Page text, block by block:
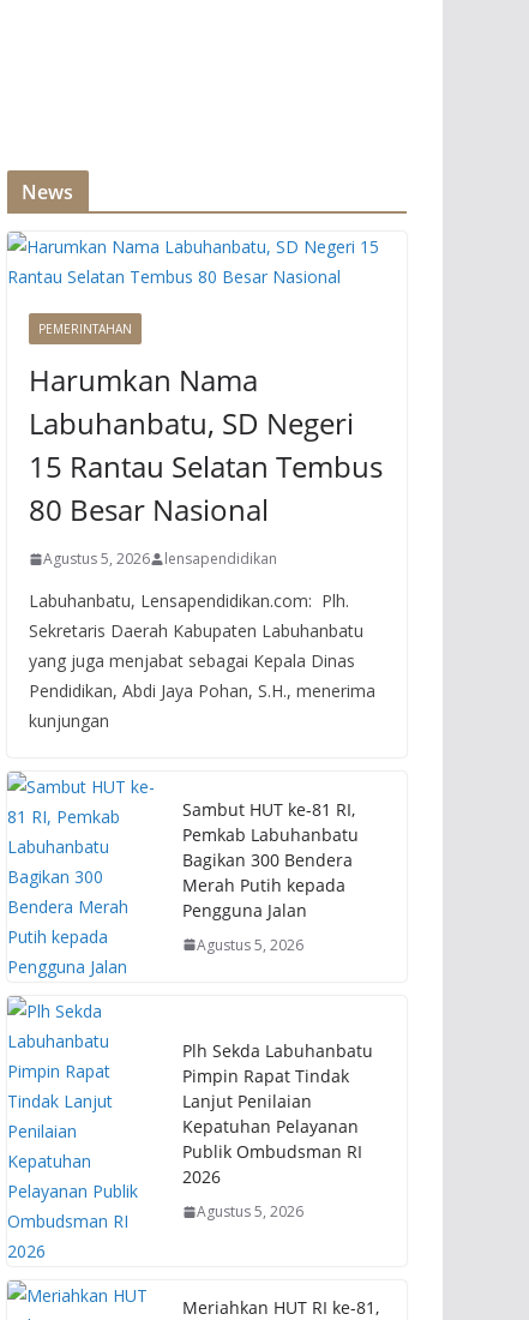
News
PEMERINTAHAN
Harumkan Nama
Labuhanbatu, SD Negeri
15 Rantau Selatan Tembus
80 Besar Nasional
Agustus 5, 2026 lensapendidikan
Labuhanbatu, Lensapendidikan.com: Plh.
Sekretaris Daerah Kabupaten Labuhanbatu
yang juga menjabat sebagai Kepala Dinas
Pendidikan, Abdi Jaya Pohan, S.H., menerima
kunjungan
Sambut HUT ke-81 RI,
Pemkab Labuhanbatu
Bagikan 300 Bendera
Merah Putih kepada
Pengguna Jalan
Agustus 5, 2026
Plh Sekda Labuhanbatu
Pimpin Rapat Tindak
Lanjut Penilaian
Kepatuhan Pelayanan
Publik Ombudsman RI
2026
Agustus 5, 2026
Meriahkan HUT RI ke-81,